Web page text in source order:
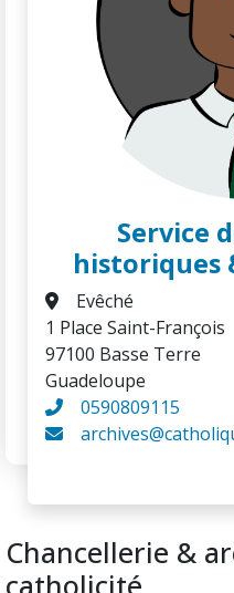
Service
historiques
Evêché
1 Place Saint-François
97100 Basse Terre
Guadeloupe
0590809115
Chancellerie &
catholicité